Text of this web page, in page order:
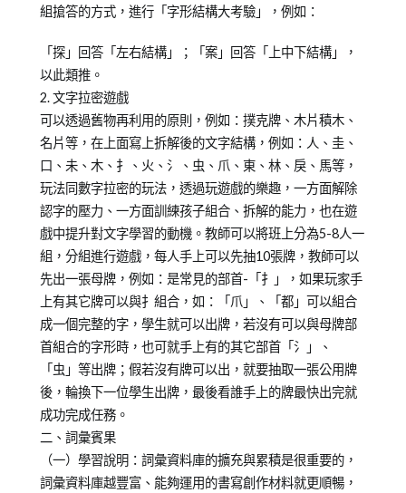
組搶答的方式，進行「字形結構大考驗」，例如：
「探」回答「左右結構」；「案」回答「上中下結構」，
以此類推。
2. 文字拉密遊戲
可以透過舊物再利用的原則，例如：撲克牌、木片積木、
名片等，在上面寫上拆解後的文字結構，例如：人、圭、
口、未、木、扌、火、氵、虫、爪、東、林、戾、馬等，
玩法同數字拉密的玩法，透過玩遊戲的樂趣，一方面解除
認字的壓力、一方面訓練孩子組合、拆解的能力，也在遊
戲中提升對文字學習的動機。教師可以將班上分為5-8人一
組，分組進行遊戲，每人手上可以先抽10張牌，教師可以
先出一張母牌，例如：是常見的部首-「扌」，如果玩家手
上有其它牌可以與扌組合，如：「爪」、「都」可以組合
成一個完整的字，學生就可以出牌，若沒有可以與母牌部
首組合的字形時，也可就手上有的其它部首「氵」、
「虫」等出牌；假若沒有牌可以出，就要抽取一張公用牌
後，輪換下一位學生出牌，最後看誰手上的牌最快出完就
成功完成任務。
二、詞彙賓果
（一）學習說明：詞彙資料庫的擴充與累積是很重要的，
詞彙資料庫越豐富、能夠運用的書寫創作材料就更順暢，